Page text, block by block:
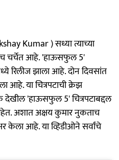
Kumar ) सध्या त्याच्या
चर्चेत आहे. 'हाऊसफुल 5'
रिलीज झाला आहे. दोन दिवसांत
आहे. या चित्रपटाची क्रेझ
देखील 'हाऊसफुल 5' चित्रपटाबद्दल
अशात अक्षय कुमार नुकताच
केला आहे. या व्हिडीओने सर्वांचे